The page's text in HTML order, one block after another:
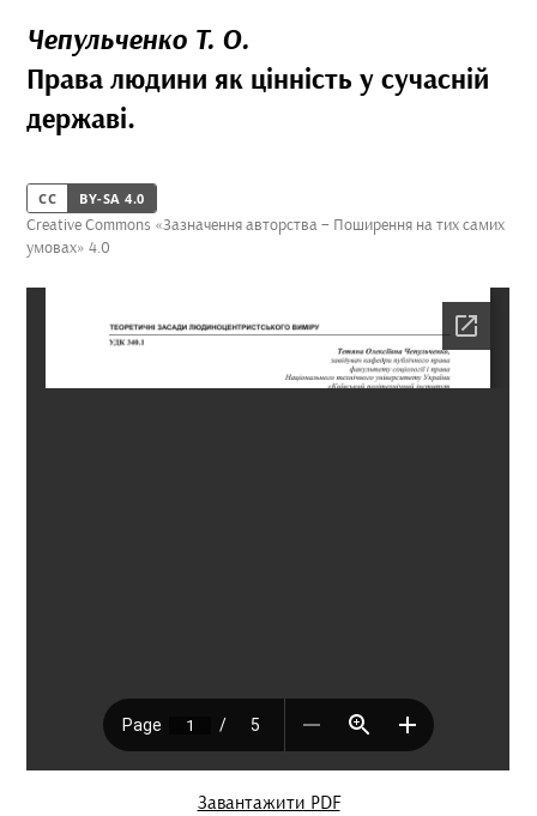
Чепульченко Т. О.
Права людини як цінність у сучасній
державі.
CC BY-SA 4.0
Creative Commons «Зазначення авторства – Поширення на тих самих
умовах» 4.0
Завантажити PDF